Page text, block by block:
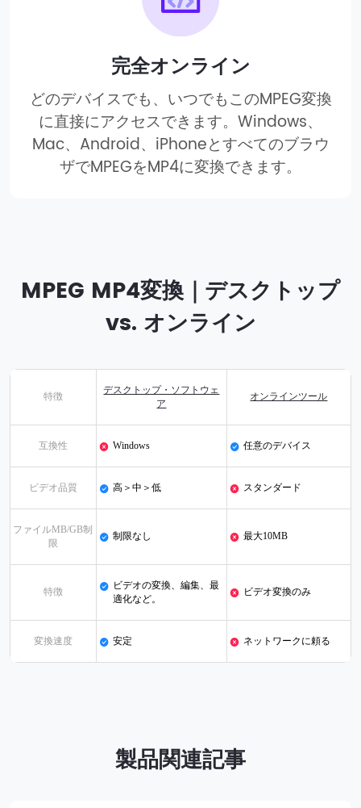
完全オンライン
どのデバイスでも、いつでもこのMPEG変換
に直接にアクセスできます。Windows、
Mac、Android、iPhoneとすべてのブラウ
ザでMPEGをMP4に変換できます。
MPEG MP4変換｜デスクトップ
vs. オンライン
特徴
デスクトップ・ソフトウェ
ア
オンラインツール
互換性 Windows 任意のデバイス
ビデオ品質 高＞中＞低 スタンダード
ファイルMB/GB制
限
制限なし 最大10MB
特徴
ビデオの変換、編集、最
適化など。
ビデオ変換のみ
変換速度 安定 ネットワークに頼る
製品関連記事